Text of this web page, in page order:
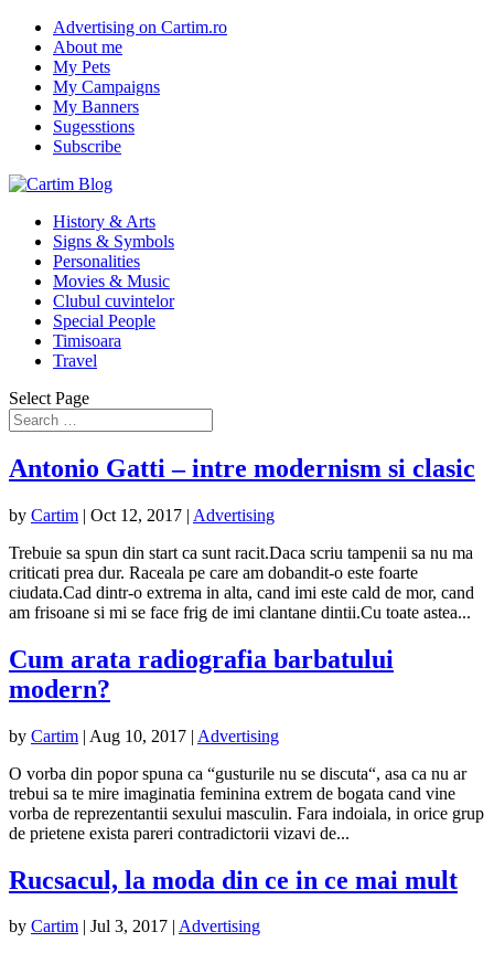
Advertising on Cartim.ro
About me
My Pets
My Campaigns
My Banners
Sugesstions
Subscribe
History & Arts
Signs & Symbols
Personalities
Movies & Music
Clubul cuvintelor
Special People
Timisoara
Travel
Select Page
Antonio Gatti – intre modernism si clasic
by Cartim | Oct 12, 2017 | Advertising
Trebuie sa spun din start ca sunt racit.Daca scriu tampenii sa nu ma
criticati prea dur. Raceala pe care am dobandit-o este foarte
ciudata.Cad dintr-o extrema in alta, cand imi este cald de mor, cand
am frisoane si mi se face frig de imi clantane dintii.Cu toate astea...
Cum arata radiografia barbatului
modern?
by Cartim | Aug 10, 2017 | Advertising
O vorba din popor spuna ca “gusturile nu se discuta“, asa ca nu ar
trebui sa te mire imaginatia feminina extrem de bogata cand vine
vorba de reprezentantii sexului masculin. Fara indoiala, in orice grup
de prietene exista pareri contradictorii vizavi de...
Rucsacul, la moda din ce in ce mai mult
by Cartim | Jul 3, 2017 | Advertising